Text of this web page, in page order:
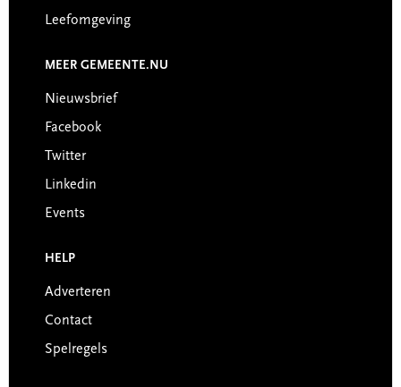
Leefomgeving
MEER GEMEENTE.NU
Nieuwsbrief
Facebook
Twitter
Linkedin
Events
HELP
Adverteren
Contact
Spelregels